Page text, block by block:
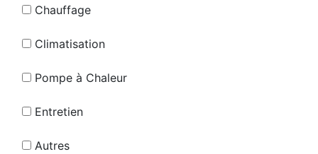
Chauffage
Climatisation
Pompe à Chaleur
Entretien
Autres